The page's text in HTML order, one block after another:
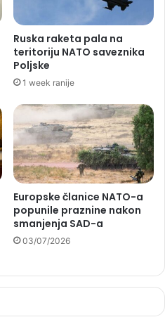
Ruska raketa pala na
teritoriju NATO saveznika
Poljske
1 week ranije
Europske članice NATO-a
popunile praznine nakon
smanjenja SAD-a
03/07/2026